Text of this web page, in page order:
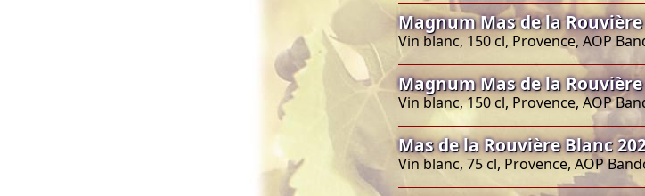
Magnum Mas de la
Vin blanc, 150 cl, Provence, AOP
Magnum Mas de la
Vin blanc, 150 cl, Provence, AOP
Mas de la Rouvière Blanc
Vin blanc, 75 cl, Provence, AOP